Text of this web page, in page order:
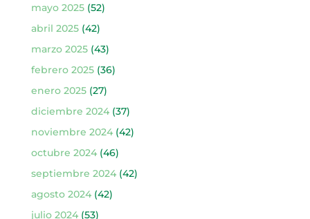
mayo 2025(52)
abril 2025(42)
marzo 2025(43)
febrero 2025(36)
enero 2025(27)
diciembre 2024(37)
noviembre 2024(42)
octubre 2024(46)
septiembre 2024(42)
agosto 2024(42)
julio 2024(53)